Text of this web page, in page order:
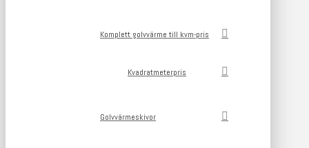
Komplett golvvärme till kvm-pris
Kvadratmeterpris
Golvvärmeskivor